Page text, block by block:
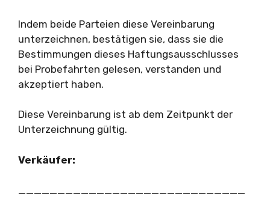
Indem beide Parteien diese Vereinbarung
unterzeichnen, bestätigen sie, dass sie die
Bestimmungen dieses Haftungsausschlusses
bei Probefahrten gelesen, verstanden und
akzeptiert haben.
Diese Vereinbarung ist ab dem Zeitpunkt der
Unterzeichnung gültig.
Verkäufer:
_____________________________